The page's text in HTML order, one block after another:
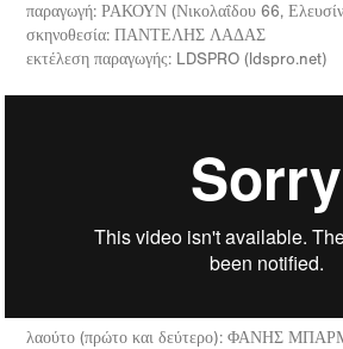
παραγωγή: ΡΑΚΟΥΝ (Νικολαΐδου 66,
σκηνοθεσία: ΠΑΝΤΕΛΗΣ ΛΑΔΑΣ
εκτέλεση παραγωγής: LDSPRO (ldspro.net)
λαούτο (πρώτο και δεύτερο): ΦΑΝΗΣ